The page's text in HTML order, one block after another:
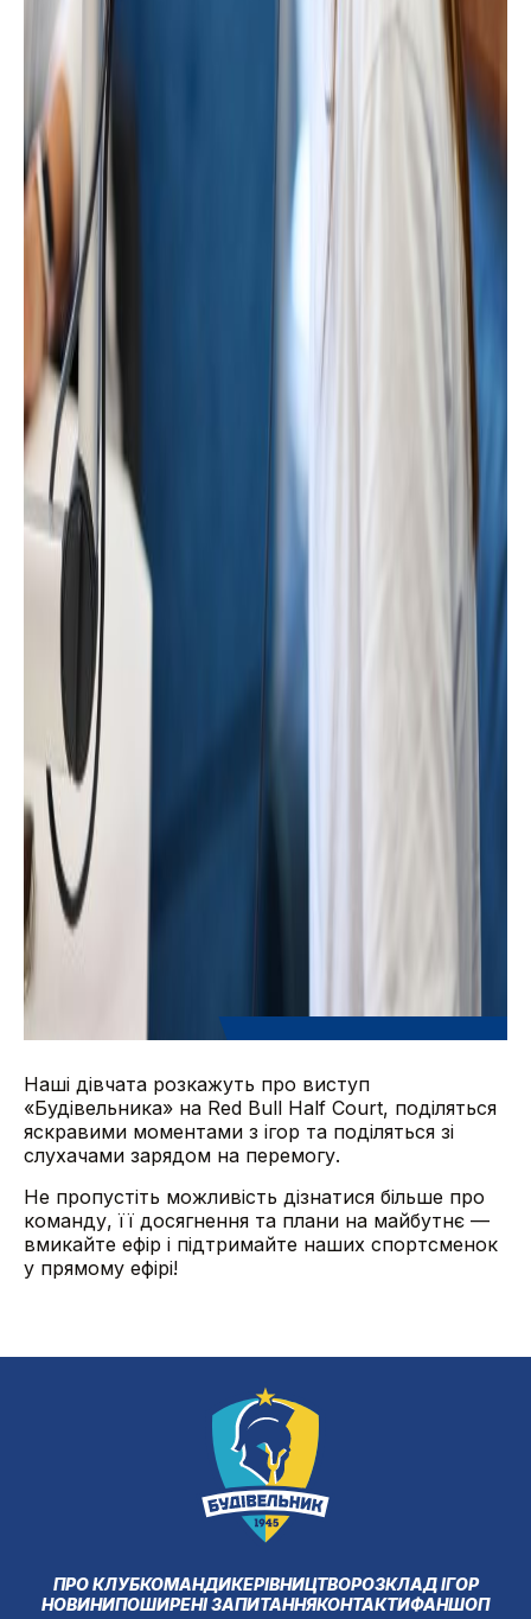
Наші дівчата розкажуть про виступ
«Будівельника» на Red Bull Half Court, поділяться
яскравими моментами з ігор та поділяться зі
слухачами зарядом на перемогу.
Не пропустіть можливість дізнатися більше про
команду, її досягнення та плани на майбутнє —
вмикайте ефір і підтримайте наших спортсменок
у прямому ефірі!
ПРО КЛУБКОМАНДИКЕРІВНИЦТВОРОЗКЛАД ІГОР
НОВИНИПОШИРЕНІ ЗАПИТАННЯКОНТАКТИФАНШОП